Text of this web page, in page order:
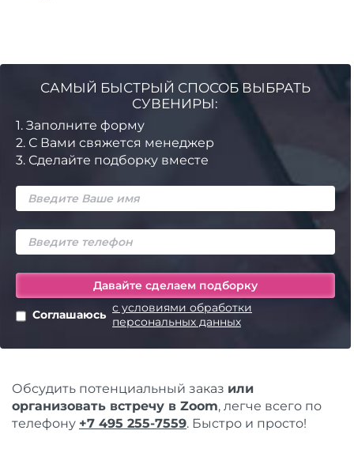
САМЫЙ БЫСТРЫЙ СПОСОБ ВЫБРАТЬ
СУВЕНИРЫ:
1. Заполните форму
2. С Вами свяжется менеджер
3. Сделайте подборку вместе
Соглашаюсь с условиями обработки
персональных данных
Обсудить потенциальный заказ или
организовать встречу в Zoom, легче всего по
телефону +7 495 255-7559. Быстро и просто!